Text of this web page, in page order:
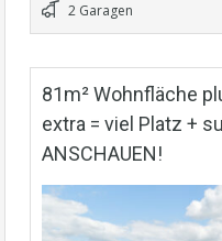
2 Garagen
81m² Wohnfläche
extra = viel Platz +
ANSCHAUEN!